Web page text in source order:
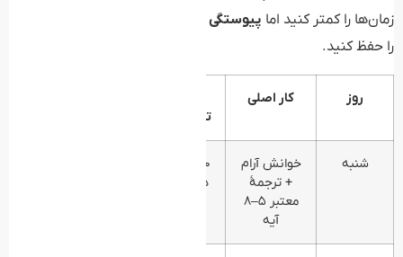
زمان‌ها را کمتر کنید اما پیوستگی
را حفظ کنید.
روز کار اصلی
تقریبی
شنبه
خوانش آرام
+ ترجمهٔ
معتبر ۵–۸
آیه
دقیقه